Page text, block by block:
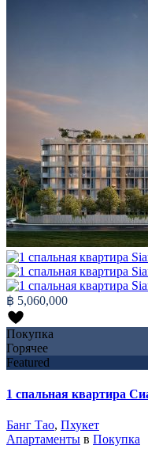
฿ 5,060,000
Покупка
Горячее
Featured
1 спальная квартира
Банг Тао, Пхукет
Апартаменты в Покупка